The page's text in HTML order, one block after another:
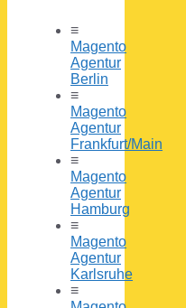
≡
Magento
Agentur
Berlin
≡
Magento
Agentur
Frankfurt/Main
≡
Magento
Agentur
Hamburg
≡
Magento
Agentur
Karlsruhe
≡